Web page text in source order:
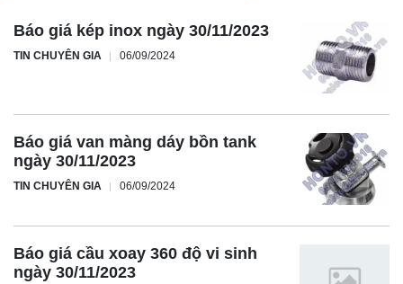
Báo giá kép inox ngày 30/11/2023
TIN CHUYÊN GIA 06/09/2024
Báo giá van màng dáy bồn tank
ngày 30/11/2023
TIN CHUYÊN GIA 06/09/2024
Báo giá cầu xoay 360 độ vi sinh
ngày 30/11/2023